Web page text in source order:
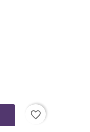
favorite_border